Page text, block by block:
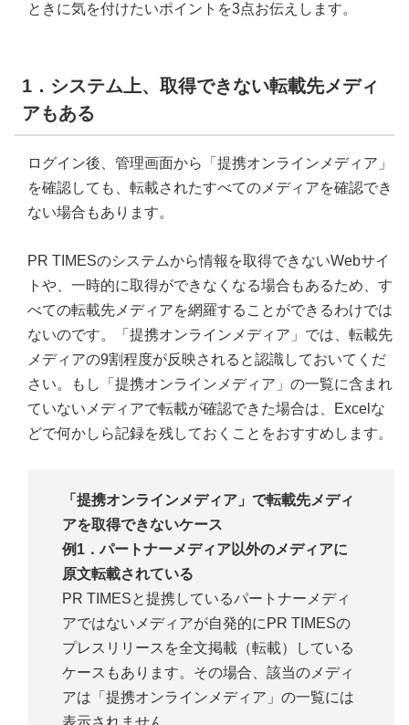
ときに気を付けたいポイントを3点お伝えします。
1．システム上、取得できない転載先メディ
アもある
ログイン後、管理画面から「提携オンラインメディア」
を確認しても、転載されたすべてのメディアを確認でき
ない場合もあります。
PR TIMESのシステムから情報を取得できないWebサイ
トや、一時的に取得ができなくなる場合もあるため、す
べての転載先メディアを網羅することができるわけでは
ないのです。「提携オンラインメディア」では、転載先
メディアの9割程度が反映されると認識しておいてくだ
さい。もし「提携オンラインメディア」の一覧に含まれ
ていないメディアで転載が確認できた場合は、Excelな
どで何かしら記録を残しておくことをおすすめします。
「提携オンラインメディア」で転載先メディ
アを取得できないケース
例1．パートナーメディア以外のメディアに
原文転載されている
PR TIMESと提携しているパートナーメディ
アではないメディアが自発的にPR TIMESの
プレスリリースを全文掲載（転載）している
ケースもあります。その場合、該当のメディ
アは「提携オンラインメディア」の一覧には